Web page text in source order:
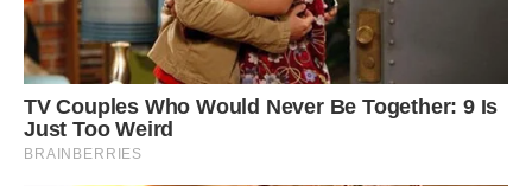
Піду по повному колу і подам до суду за обмеження
конституційних прав ” а в Одесу? Піду по повному колу і
подам до суду за обмеження конституційних прав ” а в
Одесу? Піду по повному колу і подам до суду за
обмеження конституційних прав”,– пише Галушко.